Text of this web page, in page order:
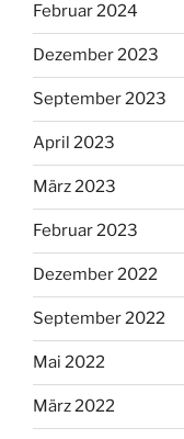
Februar 2024
Dezember 2023
September 2023
April 2023
März 2023
Februar 2023
Dezember 2022
September 2022
Mai 2022
März 2022